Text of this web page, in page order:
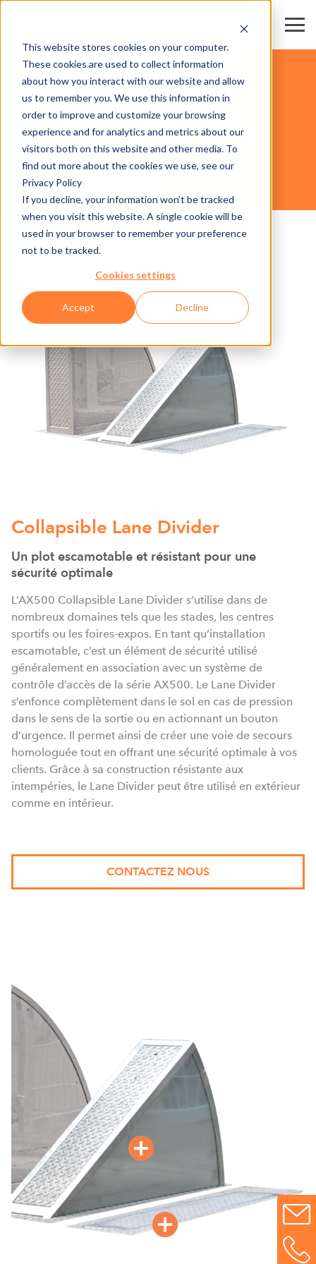
This website stores cookies on your computer.
These cookies are used to collect information
about how you interact with our website and allow
us to remember you. We use this information in
order to improve and customize your browsing
experience and for analytics and metrics about our
visitors both on this website and other media. To
find out more about the cookies we use, see our
Privacy Policy
If you decline, your information won’t be tracked
when you visit this website. A single cookie will be
used in your browser to remember your preference
not to be tracked.
Cookies settings
Accept Decline
COLLAPSIBLE LANE DIVIDER
HARDWARE
STADES & CENTRES SPORTIFS
Collapsible Lane Divider
Un plot escamotable et résistant pour une
sécurité optimale
L’AX500 Collapsible Lane Divider s’utilise dans de
nombreux domaines tels que les stades, les centres
sportifs ou les foires-expos. En tant qu’installation
escamotable, c’est un élément de sécurité utilisé
généralement en association avec un système de
contrôle d’accès de la série AX500. Le Lane Divider
s’enfonce complètement dans le sol en cas de pression
dans le sens de la sortie ou en actionnant un bouton
d’urgence. Il permet ainsi de créer une voie de secours
homologuée tout en offrant une sécurité optimale à vos
clients. Grâce à sa construction résistante aux
intempéries, le Lane Divider peut être utilisé en extérieur
comme en intérieur.
CONTACTEZ NOUS